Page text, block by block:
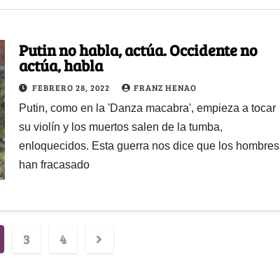
Putin no habla, actúa. Occidente no
actúa, habla
FEBRERO 28, 2022 FRANZ HENAO
Putin, como en la 'Danza macabra', empieza a tocar
su violín y los muertos salen de la tumba,
enloquecidos. Esta guerra nos dice que los hombres
han fracasado
3 4